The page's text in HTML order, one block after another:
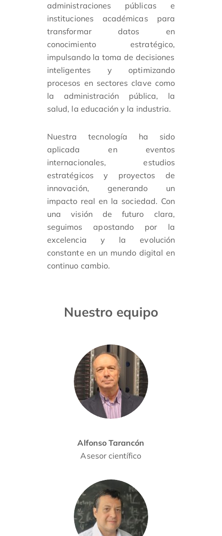
administraciones públicas e
instituciones académicas para
transformar datos en
conocimiento estratégico,
impulsando latoma de decisiones
inteligentes y optimizando
procesos en sectores clave como
la administración pública, la
salud, la educación y la industria.
Nuestra tecnología ha sido
aplicada en eventos
internacionales, estudios
estratégicos y proyectos de
innovación, generando un
impacto real en la sociedad. Con
una visión de futuro clara,
seguimos apostando por la
excelencia y la evolución
constante en un mundo digital en
continuo cambio.
Nuestro equipo
Alfonso Tarancón
Asesor científico